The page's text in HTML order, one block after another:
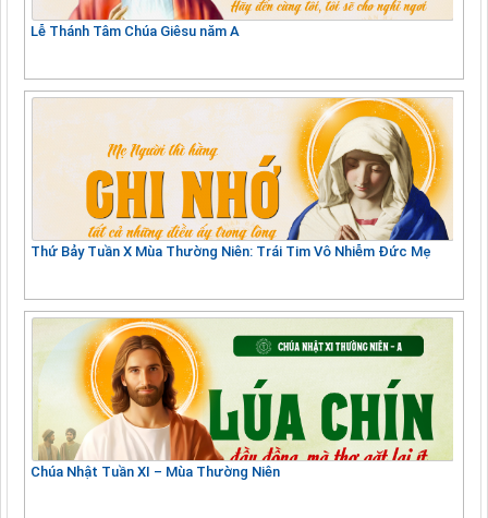
Lễ Thánh Tâm Chúa Giêsu năm A
Thứ Bảy Tuần X Mùa Thường Niên: Trái Tim Vô Nhiễm Đức Mẹ
Chúa Nhật Tuần XI – Mùa Thường Niên